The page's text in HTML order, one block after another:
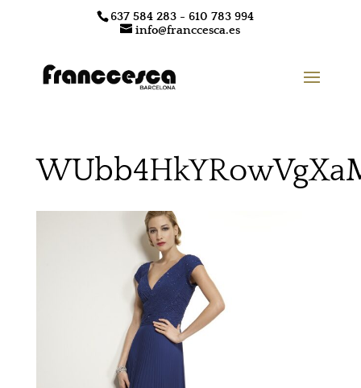
637 584 283 - 610 783 994
info@franccesca.es